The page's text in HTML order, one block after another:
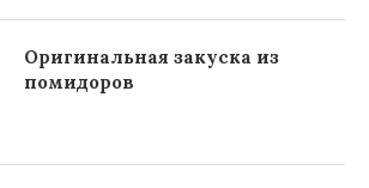
Оригинальная закуска из
помидоров